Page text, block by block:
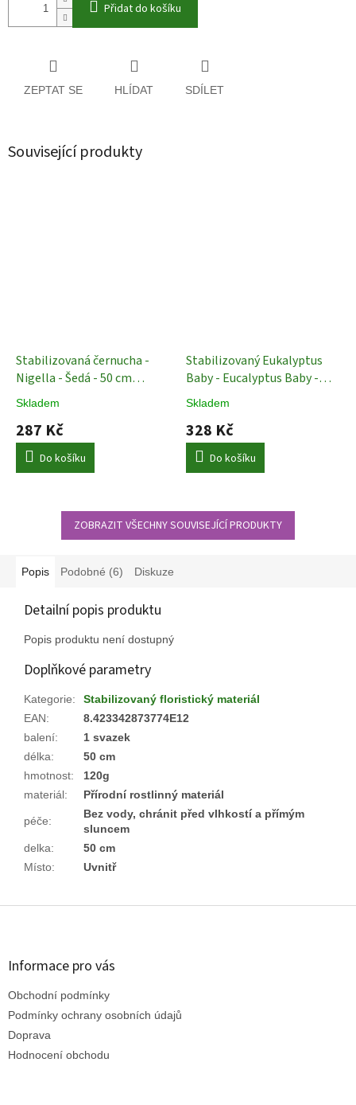
Přidat do košíku
ZEPTAT SE HLÍDAT SDÍLET
Související produkty
Stabilizovaná černucha -
Nigella - Šedá - 50 cm
Stabilizované Rostliny
Skladem
287 Kč
Do košíku
Stabilizovaný Eukalyptus
Baby - Eucalyptus Baby -
Tmavě červená - 150 g
Stabilizované Rostliny
Skladem
328 Kč
Do košíku
ZOBRAZIT VŠECHNY SOUVISEJÍCÍ PRODUKTY
Popis Podobné (6) Diskuze
Detailní popis produktu
Popis produktu není dostupný
Doplňkové parametry
Kategorie:
Stabilizovaný floristický materiál
EAN:
8.423342873774E12
balení:
1 svazek
délka:
50 cm
hmotnost:
120g
materiál: Přírodní rostlinný materiál
péče:
Bez vody, chránit před vlhkostí a přímým
sluncem
delka:
50 cm
Místo: Uvnitř
Z
Informace pro vás
Obchodní podmínky
Podmínky ochrany osobních údajů
Doprava
Hodnocení obchodu